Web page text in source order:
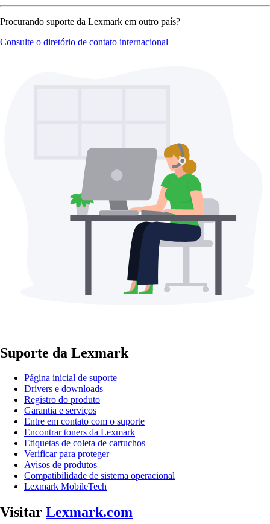
Procurando suporte da Lexmark em outro país?
Consulte o diretório de contato internacional
Suporte da Lexmark
Página inicial de suporte
Drivers e downloads
Registro do produto
Garantia e serviços
Entre em contato com o suporte
Encontrar toners da Lexmark
Etiquetas de coleta de cartuchos
Verificar para proteger
Avisos de produtos
Compatibilidade de sistema operacional
Lexmark MobileTech
Visitar Lexmark.com